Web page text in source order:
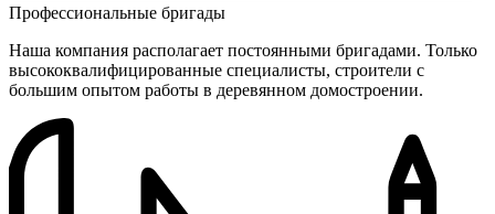
Профес­сиональ­ные бригады
Наша компания располагает постоянными бригадами. Только
высоко­квалифици­рованные специалисты, строители с
большим опытом работы в деревянном домостроении.